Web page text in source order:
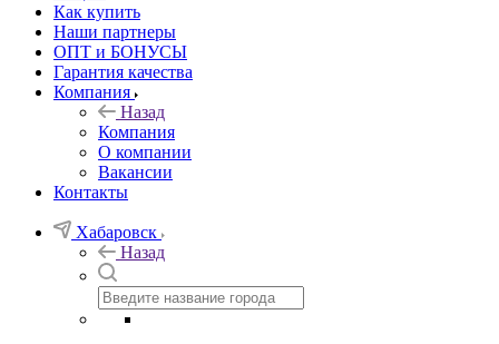
Как купить
Наши партнеры
ОПТ и БОНУСЫ
Гарантия качества
Компания
Назад
Компания
О компании
Вакансии
Контакты
Хабаровск
Назад